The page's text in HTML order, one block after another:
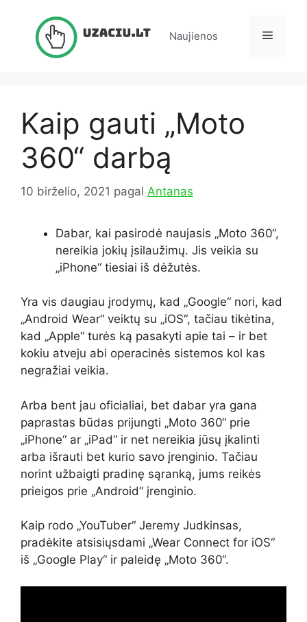
Naujienos Meniu
Kaip gauti „Moto
360“ darbą
10 birželio, 2021 pagal Antanas
Dabar, kai pasirodė naujasis „Moto 360“,
nereikia jokių įsilaužimų. Jis veikia su
„iPhone“ tiesiai iš dėžutės.
Yra vis daugiau įrodymų, kad „Google“ nori, kad
„Android Wear“ veiktų su „iOS“, tačiau tikėtina,
kad „Apple“ turės ką pasakyti apie tai – ir bet
kokiu atveju abi operacinės sistemos kol kas
negražiai veikia.
Arba bent jau oficialiai, bet dabar yra gana
paprastas būdas prijungti „Moto 360“ prie
„iPhone“ ar „iPad“ ir net nereikia jūsų įkalinti
arba išrauti bet kurio savo įrenginio. Tačiau
norint užbaigti pradinę sąranką, jums reikės
prieigos prie „Android“ įrenginio.
Kaip rodo „YouTuber“ Jeremy Judkinsas,
pradėkite atsisiųsdami „Wear Connect for iOS“
iš „Google Play“ ir paleidę „Moto 360“.